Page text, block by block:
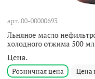
арт.00-00000693
Льняное масло
холодного отжима 500
Цена.
Розничная цена Цена